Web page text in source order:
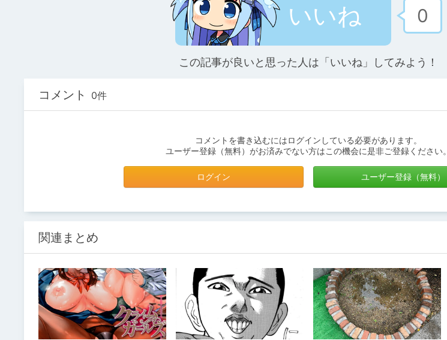
いいね 0
この記事が良いと思った人は「いいね」してみよう！
コメント 0件
コメントを書き込むにはログインしている必要があります。
ユーザー登録（無料）がお済みでない方はこの機会に是非ご登録ください。
ログイン ユーザー登録（無料）
関連まとめ